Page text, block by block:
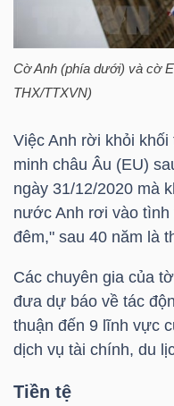
Cờ Anh (phía dưới) và cờ
THX/TTXVN)
Việc Anh rời khỏi
minh châu Âu (EU)
ngày 31/12/2020 mà
nước Anh rơi vào tình
đêm," sau 40 năm là
Các chuyên gia của
đưa dự báo về tác
thuận đến 9 lĩnh vực
dịch vụ tài chính, du
Tiền tệ
KINH
TẾ
GIỚI
ĐÔNG
DƯƠNG